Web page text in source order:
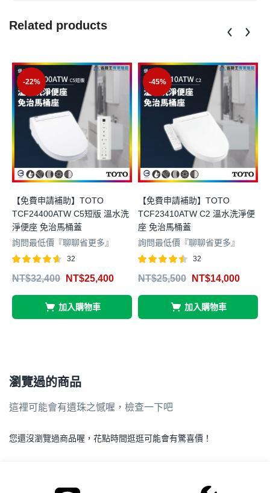
Related products
-22%
【免費申請補助】TOTO
TCF24400ATW C5短版 溫水洗
淨便座 免治馬桶蓋
詢問最低價『聊聊省更多』
4.56
32
NT$32,400 NT$25,400
加入購物車
-45%
【免費申請補助】TOTO
TCF23410ATW C2 溫水洗淨便
座 免治馬桶蓋
詢問最低價『聊聊省更多』
4.47
32
NT$25,500 NT$14,000
加入購物車
瀏覽過的商品
這裡可能會有遺珠之憾喔，檢查一下吧
您還沒瀏覽過商品喔，花點時間逛逛可能會有驚喜價！